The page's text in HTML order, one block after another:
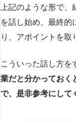
上記のような形で
を話し始め、最終的
り、アポイントを取
こういった話し方を
業だと分かっておく
で、是非参考にして